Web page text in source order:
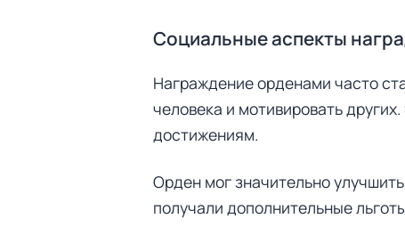
Социальные аспекты
Награждение орденами часто
человека и мотивировать
достижениям.
Орден мог значительно
получали дополнительные